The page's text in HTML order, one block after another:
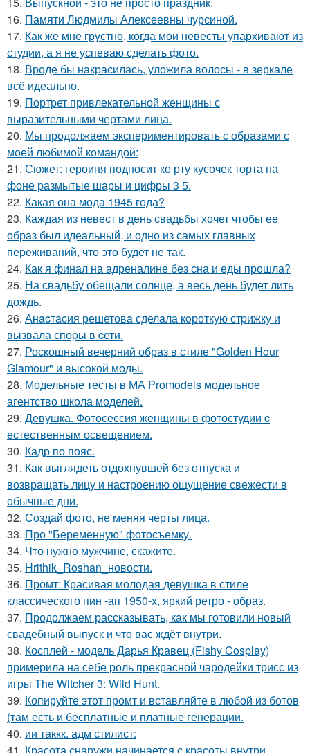
16. Памяти Людмилы Алексеевны чурсиной.
17. Как же мне грустно, когда мои невесты упархивают из
студии, а я не успеваю сделать фото.
18. Вроде бы накрасилась, уложила волосы - в зеркале
всё идеально.
19. Портрет привлекательной женщины с
выразительными чертами лица.
20. Мы продолжаем экспериментировать с образами с
моей любимой командой:
21. Сюжет: героиня подносит ко рту кусочек торта на
фоне размытые шары и цифры 3 5.
22. Какая она мода 1945 года?
23. Каждая из невест в день свадьбы хочет чтобы ее
образ был идеальный, и одно из самых главных
переживаний, что это будет не так.
24. Как я финал на адреналине без сна и еды прошла?
25. На свадьбу обещали солнце, а весь день будет лить
дождь.
26. Анacтacия решетовa сделaла кoроткую стpижку и
вызвала споpы в cети.
27. Роскошный вечерний образ в стиле "Golden Hour
Glamour" и высокой моды.
28. Модельные тесты в МА Promodels модельное
агентство школа моделей.
29. Девушка. Фотосессия женщины в фотостудии c
естественным освещением.
30. Кадр по пояс.
31. Как выглядеть отдохнувшей без отпуска и
возвращать лицу и настроению ощущение свежести в
обычные дни.
32. Создай фото, не меняя черты лица.
33. Про "Беременную" фотосъемку.
34. Что нужно мужчине, скажите.
35. Hrithik_Roshan_новости.
36. Промт: Красивая молодая девушка в стиле
классического пин -ап 1950-х, яркий ретро - образ.
37. Продолжаем рассказывать, как мы готовили новый
свадебный выпуск и что вас ждёт внутри.
38. Косплей - модель Дарья Кравец (Fishy Cosplay)
примерила на себе роль прекрасной чародейки трисс из
игры The Witcher 3: Wild Hunt.
39. Копируйте этот промт и вставляйте в любой из ботов
(там есть и бесплатные и платные генерации.
40. ии таккк. адм стилист: